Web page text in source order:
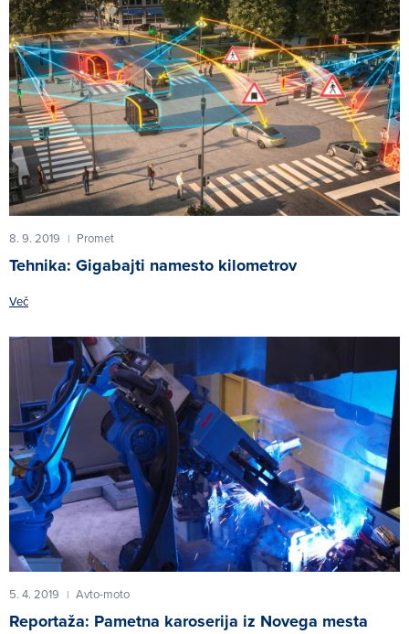
8. 9. 2019 | Promet
Tehnika: Gigabajti namesto kilometrov
Več
5. 4. 2019 | Avto-moto
Reportaža: Pametna karoserija iz Novega mesta